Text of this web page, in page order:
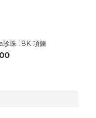
珠 18K 項鍊